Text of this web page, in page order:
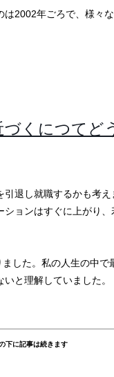
2002年ごろで、様々
くにつてど
退し就職するかも考
ョンはすぐに上がり
した。私の人生の中で
と理解していました。
下に記事は続きます